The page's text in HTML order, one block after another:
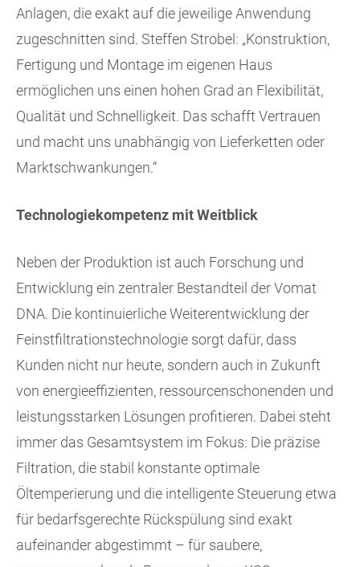
Anlagen, die exakt auf die jeweilige Anwendung
zugeschnitten sind. Steffen Strobel: „Konstruktion,
Fertigung und Montage im eigenen Haus
ermöglichen uns einen hohen Grad an Flexibilität,
Qualität und Schnelligkeit. Das schafft Vertrauen
und macht uns unabhängig von Lieferketten oder
Marktschwankungen.“
Technologiekompetenz mit Weitblick
Neben der Produktion ist auch Forschung und
Entwicklung ein zentraler Bestandteil der Vomat
DNA. Die kontinuierliche Weiterentwicklung der
Feinstfiltrationstechnologie sorgt dafür, dass
Kunden nicht nur heute, sondern auch in Zukunft
von energieeffizienten, ressourcenschonenden und
leistungsstarken Lösungen profitieren. Dabei steht
immer das Gesamtsystem im Fokus: Die präzise
Filtration, die stabil konstante optimale
Öltemperierung und die intelligente Steuerung etwa
für bedarfsgerechte Rückspülung sind exakt
aufeinander abgestimmt – für saubere,